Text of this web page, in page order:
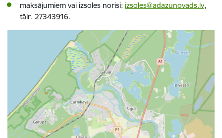
maksājumiem vai izsoles norisi: izsoles@adazunovads.lv,
tālr. 27343916.